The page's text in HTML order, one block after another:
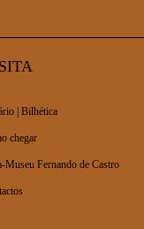
| Bilhética
chegar
Museu Fernando de Castro